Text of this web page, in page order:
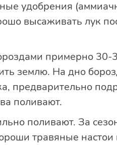
удобрения
высаживать лук
примерно 30-
землю. На дно
предварительно
поливают.
поливают. За
травяные настои